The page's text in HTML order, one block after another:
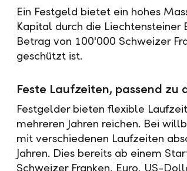
Ein Festgeld bietet ein hohes
Kapital durch die Liechtensteiner
Betrag von 100'000 Schweizer
geschützt ist.
Feste Laufzeiten, passend zu
Festgelder bieten flexible
mehreren Jahren reichen. Bei
mit verschiedenen Laufzeiten
Jahren. Dies bereits ab einem
Schweizer Franken, Euro, US-